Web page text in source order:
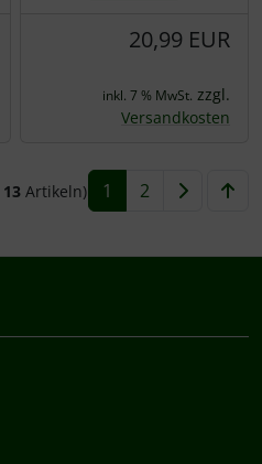
20,99 EUR
inkl. 7 % MwSt. zzgl.
Versandkosten
13 Artikeln) 1 2